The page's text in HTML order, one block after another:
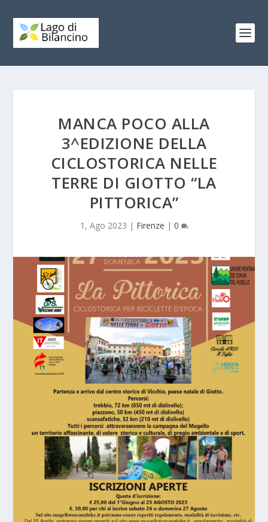
MANCA POCO ALLA
3^EDIZIONE DELLA
CICLOSTORICA NELLE
TERRE DI GIOTTO “LA
PITTORICA”
1, Ago 2023 | Firenze | 0